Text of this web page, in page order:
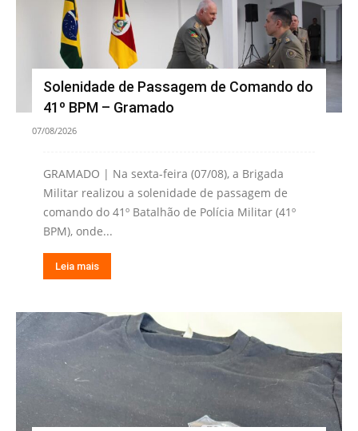
Solenidade de Passagem de Comando do
41º BPM – Gramado
07/08/2026
GRAMADO | Na sexta-feira (07/08), a Brigada
Militar realizou a solenidade de passagem de
comando do 41º Batalhão de Polícia Militar (41º
BPM), onde...
Leia mais